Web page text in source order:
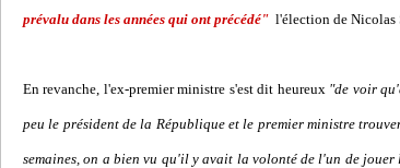
prévalu dans les années qui ont précédé" l'élection de Nicolas
En revanche, l'ex-premier ministre s'est dit heureux "de voir
peu le président de la République et le premier ministre
semaines, on a bien vu qu'il y avait la volonté de l'un de